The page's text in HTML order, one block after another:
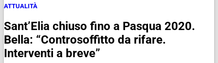
ATTUALITÀ
Sant’Elia chiuso fino a Pasqua 2020.
Bella: “Controsoffitto da rifare.
Interventi a breve”